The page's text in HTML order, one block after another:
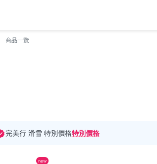
商品一覽
完美行 滑雪 特別價格特別價格